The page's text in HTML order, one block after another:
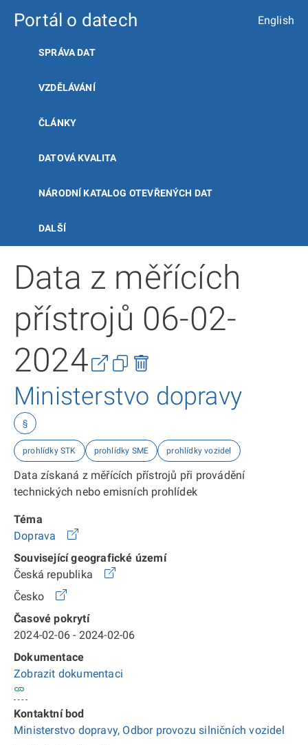
Portál o datech English
SPRÁVA DAT
VZDĚLÁVÁNÍ
ČLÁNKY
DATOVÁ KVALITA
NÁRODNÍ KATALOG OTEVŘENÝCH DAT
DALŠÍ
Data z měřících
přístrojů 06-02-
2024
Ministerstvo dopravy
§
prohlídky STK prohlídky SME prohlídky vozidel
Data získaná z měřících přístrojů při provádění
technických nebo emisních prohlídek
Téma
Doprava
Související geografické území
Česká republika
Česko
Časové pokrytí
2024-02-06 - 2024-02-06
Dokumentace
Zobrazit dokumentaci
Kontaktní bod
Ministerstvo dopravy, Odbor provozu silničních vozidel